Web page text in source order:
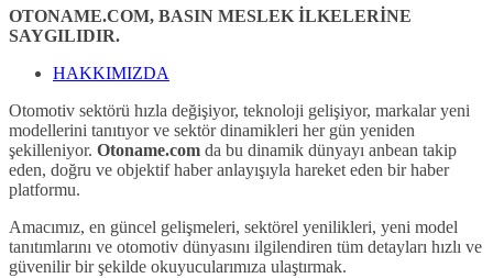
OTONAME.COM, BASIN MESLEK İLKELERİNE
SAYGILIDIR.
HAKKIMIZDA
Otomotiv sektörü hızla değişiyor, teknoloji gelişiyor, markalar yeni
modellerini tanıtıyor ve sektör dinamikleri her gün yeniden
şekilleniyor. Otoname.com da bu dinamik dünyayı anbean takip
eden, doğru ve objektif haber anlayışıyla hareket eden bir haber
platformu.
Amacımız, en güncel gelişmeleri, sektörel yenilikleri, yeni model
tanıtımlarını ve otomotiv dünyasını ilgilendiren tüm detayları hızlı ve
güvenilir bir şekilde okuyucularımıza ulaştırmak.